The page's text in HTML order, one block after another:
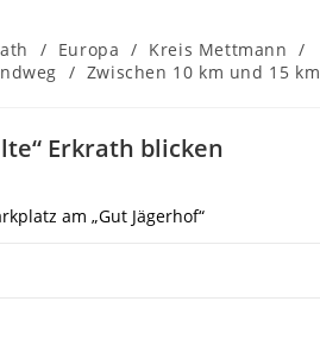
/ Europa / Kreis Mettmann /
/ Zwischen 10 km und 15 km
Erkrath blicken
am „Gut Jägerhof“